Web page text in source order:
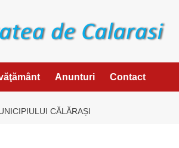
Anunturi Contact
CĂLĂRAȘI